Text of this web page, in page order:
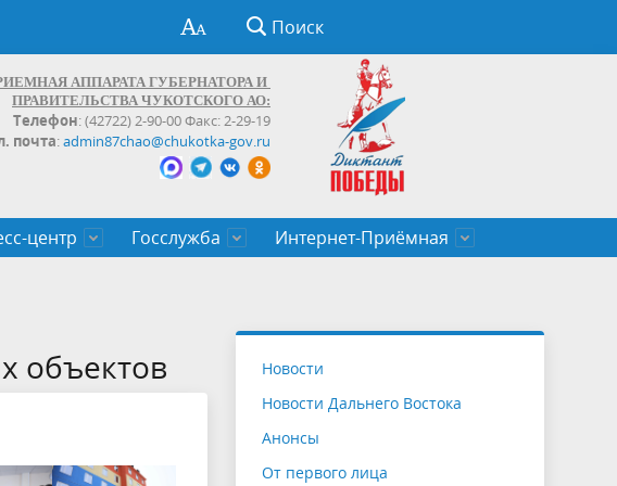
Поиск
АППАРАТА ГУБЕРНАТОРА И
ПРАВИТЕЛЬСТВА ЧУКОТСКОГО АО:
Телефон: (42722) 2-90-00 Факс: 2-29-19
почта:admin87chao@chukotka-gov.ru
центр Госслужба
служащих Чукотского автономного
Интернет-Приёмная
объектов
Новости
Новости Дальнего Востока
Анонсы
От первого лица